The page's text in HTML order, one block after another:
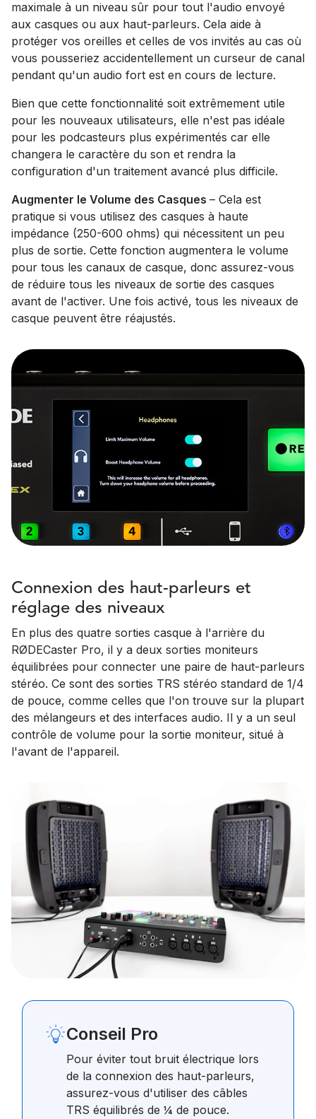
maximale à un niveau sûr pour tout l'audio envoyé
aux casques ou aux haut-parleurs. Cela aide à
protéger vos oreilles et celles de vos invités au cas où
vous pousseriez accidentellement un curseur de canal
pendant qu'un audio fort est en cours de lecture.
Bien que cette fonctionnalité soit extrêmement utile
pour les nouveaux utilisateurs, elle n'est pas idéale
pour les podcasteurs plus expérimentés car elle
changera le caractère du son et rendra la
configuration d'un traitement avancé plus difficile.
Augmenter le Volume des Casques – Cela est
pratique si vous utilisez des casques à haute
impédance (250-600 ohms) qui nécessitent un peu
plus de sortie. Cette fonction augmentera le volume
pour tous les canaux de casque, donc assurez-vous
de réduire tous les niveaux de sortie des casques
avant de l'activer. Une fois activé, tous les niveaux de
casque peuvent être réajustés.
Connexion des haut-parleurs et
réglage des niveaux
En plus des quatre sorties casque à l'arrière du
RØDECaster Pro, il y a deux sorties moniteurs
équilibrées pour connecter une paire de haut-parleurs
stéréo. Ce sont des sorties TRS stéréo standard de 1/4
de pouce, comme celles que l'on trouve sur la plupart
des mélangeurs et des interfaces audio. Il y a un seul
contrôle de volume pour la sortie moniteur, situé à
l'avant de l'appareil.
Conseil Pro
Pour éviter tout bruit électrique lors
de la connexion des haut-parleurs,
assurez-vous d'utiliser des câbles
TRS équilibrés de ¼ de pouce.